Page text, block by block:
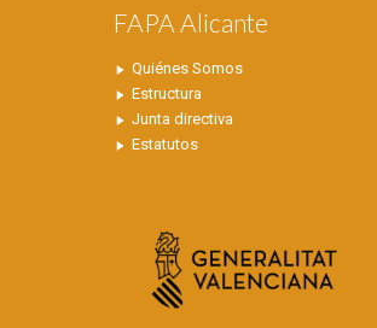
FAPA Alicante
Quiénes Somos
Estructura
Junta directiva
Estatutos